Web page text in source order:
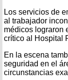
Los servicios de
al trabajador
médicos lograron
crítico al Hospital
En la escena
seguridad en el
circunstancias